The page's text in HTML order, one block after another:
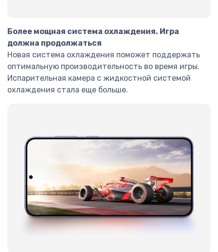
Более мощная система охлаждения. Игра
должна продолжаться
Новая система охлаждения поможет поддержать
оптимальную производительность во время игры.
Испарительная камера с жидкостной системой
охлаждения стала еще больше.